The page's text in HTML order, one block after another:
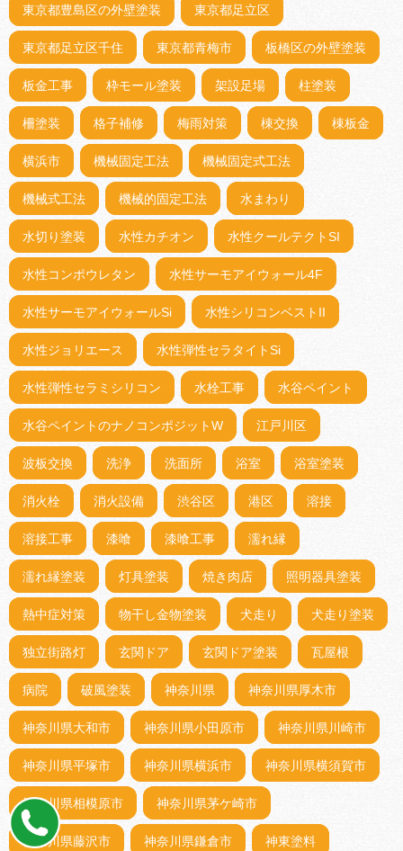
東京都豊島区の外壁塗装 東京都足立区
東京都足立区千住 東京都青梅市 板橋区の外壁塗装
板金工事 枠モール塗装 架設足場 柱塗装
柵塗装 格子補修 梅雨対策 棟交換 棟板金
横浜市 機械固定工法 機械固定式工法
機械式工法 機械的固定工法 水まわり
水切り塗装 水性カチオン 水性クールテクトSI
水性コンポウレタン 水性サーモアイウォール4F
水性サーモアイウォールSi 水性シリコンベストII
水性ジョリエース 水性弾性セラタイトSi
水性弾性セラミシリコン 水栓工事 水谷ペイント
水谷ペイントのナノコンポジットW 江戸川区
波板交換 洗浄 洗面所 浴室 浴室塗装
消火栓 消火設備 渋谷区 港区 溶接
溶接工事 漆喰 漆喰工事 濡れ縁
濡れ縁塗装 灯具塗装 焼き肉店 照明器具塗装
熱中症対策 物干し金物塗装 犬走り 犬走り塗装
独立街路灯 玄関ドア 玄関ドア塗装 瓦屋根
病院 破風塗装 神奈川県 神奈川県厚木市
神奈川県大和市 神奈川県小田原市 神奈川県川崎市
神奈川県平塚市 神奈川県横浜市 神奈川県横須賀市
神奈川県相模原市 神奈川県茅ケ崎市
神奈川県藤沢市 神奈川県鎌倉市 神東塗料